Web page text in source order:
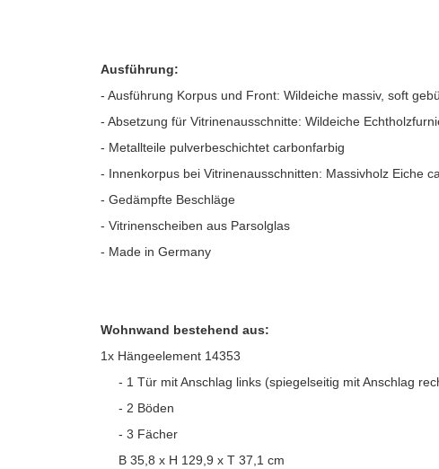
Ausführung:
- Ausführung Korpus und Front: Wildeiche massiv, soft
- Absetzung für Vitrinenausschnitte: Wildeiche
- Metallteile pulverbeschichtet carbonfarbig
- Innenkorpus bei Vitrinenausschnitten: Massivholz Eiche
- Gedämpfte Beschläge
- Vitrinenscheiben aus Parsolglas
- Made in Germany
Wohnwand bestehend aus:
1x Hängeelement 14353
- 1 Tür mit Anschlag links (spiegelseitig mit Anschlag
- 2 Böden
- 3 Fächer
B 35,8 x H 129,9 x T 37,1 cm